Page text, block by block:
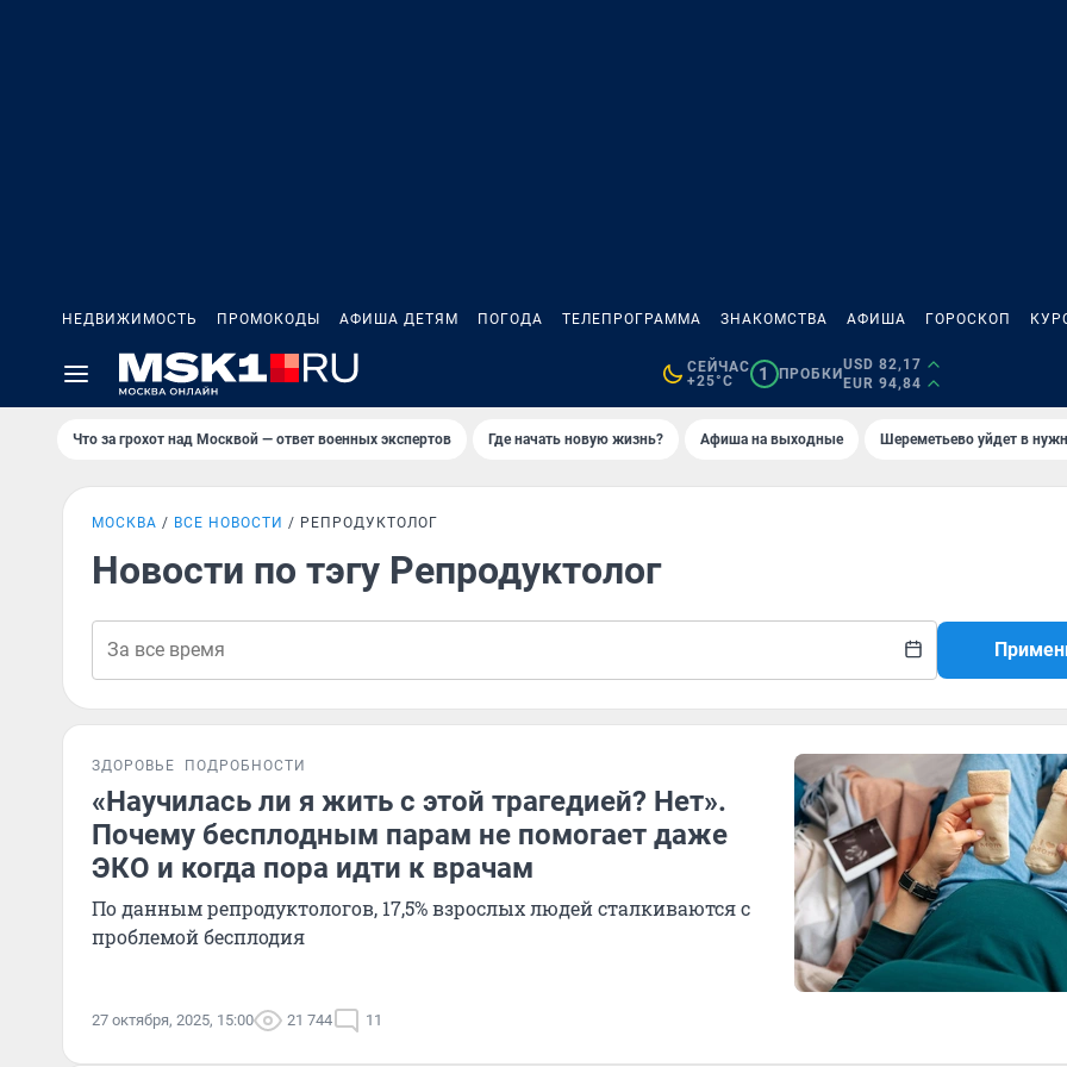
НЕДВИЖИМОСТЬ ПРОМОКОДЫ АФИША ДЕТЯМ ПОГОДА ТЕЛЕПРОГРАММА ЗНАКОМСТВА АФИША ГОРОСКОП
СЕЙЧАС
+25°C
1 ПРОБКИ
USD 82,17
EUR 94,84
Что за грохот над Москвой — ответ военных экспертов Где начать новую жизнь? Афиша на выходные Шереметьево уйдет в
МОСКВА ВСЕ НОВОСТИ РЕПРОДУКТОЛОГ
Новости по тэгу Репродуктолог
ЗДОРОВЬЕ ПОДРОБНОСТИ
«Научилась ли я жить с этой трагедией? Нет».
Почему бесплодным парам не помогает даже
ЭКО и когда пора идти к врачам
По данным репродуктологов, 17,5% взрослых людей сталкиваются с
проблемой бесплодия
27 октября, 2025, 15:00 21 744 11